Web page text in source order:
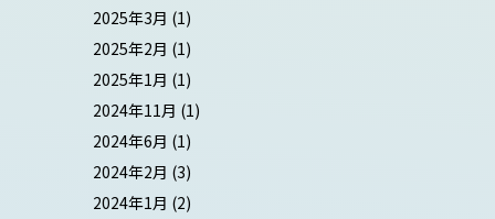
2025年3月 (1)
2025年2月 (1)
2025年1月 (1)
2024年11月 (1)
2024年6月 (1)
2024年2月 (3)
2024年1月 (2)